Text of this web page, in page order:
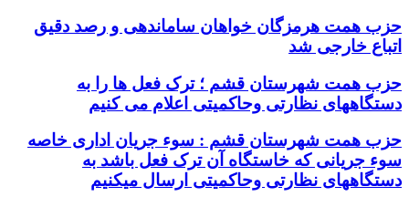
حزب همت هرمزگان خواهان ساماندهی و رصد دقیق
اتباع خارجی شد
حزب همت شهرستان قشم ؛ ترک فعل ها را به
دستگاههای نظارتی وحاکمیتی اعلام می کنیم
حزب همت شهرستان قشم : سوء جریان اداری خاصه
سوء جریانی که خاستگاه آن ترک فعل باشد به
دستگاههای نظارتی وحاکمیتی ارسال میکنیم